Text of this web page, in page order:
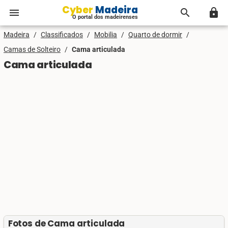
menu Cyber Madeira
O portal dos madeirenses search lock
Madeira / Classificados / Mobilia / Quarto de dormir /
Camas de Solteiro / Cama articulada
Cama articulada
Fotos de Cama articulada